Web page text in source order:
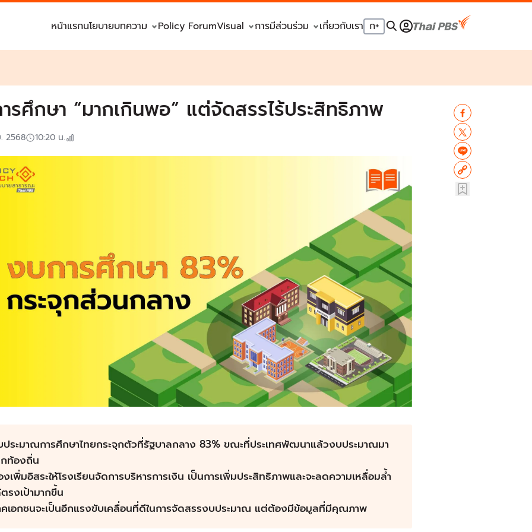
หน้าแรกนโยบายบทความ Policy ForumVisual การมีส่วนร่วม เกี่ยวกับเรา ก+
รศึกษา “มากเกินพอ” แต่จัดสรรไร้ประสิทธิภาพ
2568 10:20 น.
ระมาณการศึกษาไทยกระจุกตัวที่รัฐบาลกลาง 83% ขณะที่ประเทศพัฒนาแล้วงบประมาณมา
ท้องถิ่น
เพิ่มอิสระให้โรงเรียนจัดการบริหารการเงิน เป็นการเพิ่มประสิทธิภาพและจะลดความเหลื่อมล้ำ
รงเป้ามากขึ้น
เอกชนจะเป็นอีกแรงขับเคลื่อนที่ดีในการจัดสรรงบประมาณ แต่ต้องมีข้อมูลที่มีคุณภาพ